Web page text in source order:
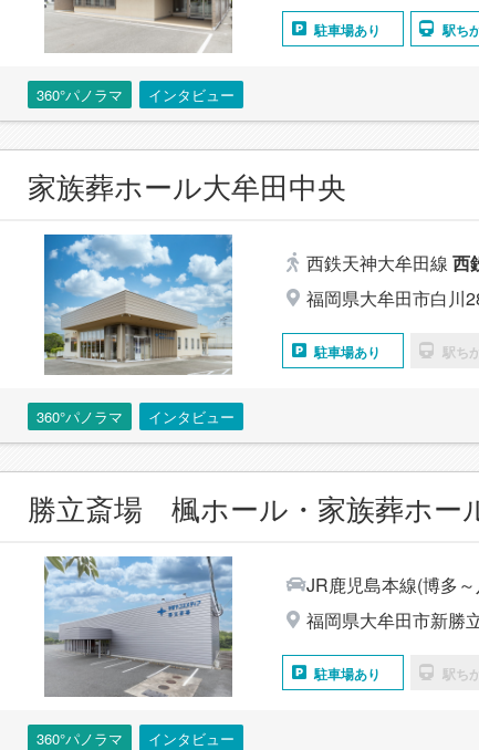
駐車場あり 駅ち
360°パノラマ インタビュー
家族葬ホール大牟田中央
西鉄天神大牟田線 西
福岡県大牟田市白川
駐車場あり 駅ち
360°パノラマ インタビュー
勝立斎場 楓ホール・家族葬ホー
JR鹿児島本線(博多
福岡県大牟田市新勝
駐車場あり 駅ち
360°パノラマ インタビュー